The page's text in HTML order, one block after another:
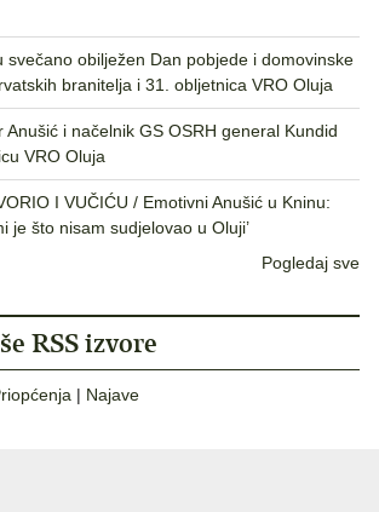
svečano obilježen Dan pobjede i domovinske
branitelja i 31. obljetnica VRO Oluja
Anušić i načelnik GS OSRH general Kundid
VRO Oluja
I VUČIĆU / Emotivni Anušić u Kninu:
je što nisam sudjelovao u Oluji’
Pogledaj sve
RSS izvore
| Najave